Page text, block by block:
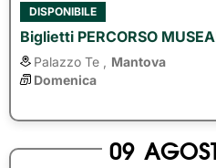
DISPONIBILE
Biglietti PERCORSO
Palazzo Te ,
Mantova
Domenica
09